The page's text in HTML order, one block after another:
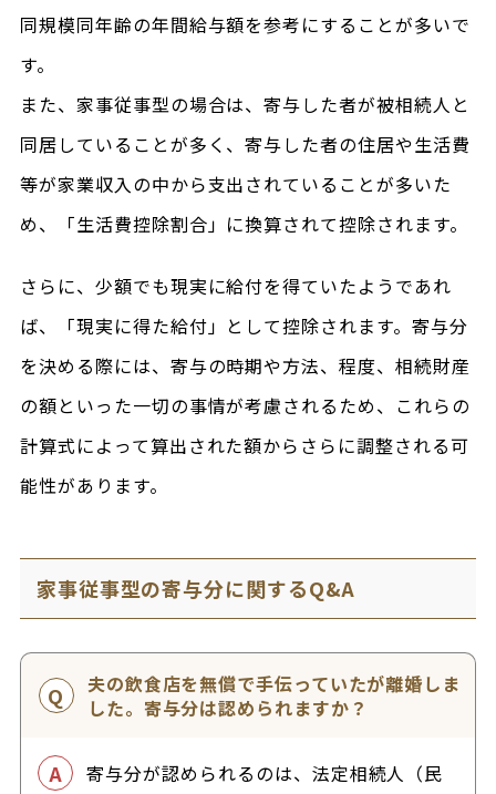
同規模同年齢の年間給与額を参考にすることが多いで
す。
また、家事従事型の場合は、寄与した者が被相続人と
同居していることが多く、寄与した者の住居や生活費
等が家業収入の中から支出されていることが多いた
め、「生活費控除割合」に換算されて控除されます。
さらに、少額でも現実に給付を得ていたようであれ
ば、「現実に得た給付」として控除されます。寄与分
を決める際には、寄与の時期や方法、程度、相続財産
の額といった一切の事情が考慮されるため、これらの
計算式によって算出された額からさらに調整される可
能性があります。
家事従事型の寄与分に関するQ&A
夫の飲食店を無償で手伝っていたが離婚しま
した。寄与分は認められますか？
寄与分が認められるのは、法定相続人（民